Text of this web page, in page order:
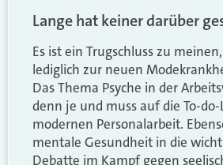
Lange hat keiner darüber
Es ist ein Trugschluss zu
lediglich zur neuen
Das Thema Psyche in der
denn je und muss auf die To-
modernen Personalarbeit.
mentale Gesundheit in die
Debatte im Kampf gegen